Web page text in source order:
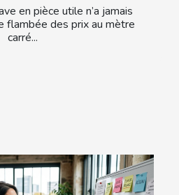
en pièce utile n’a jamais
flambée des prix au mètre
carré...